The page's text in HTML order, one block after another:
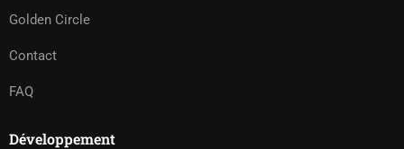
Golden Circle
Contact
FAQ
Développement